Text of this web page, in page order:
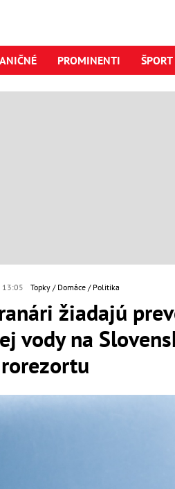
PROMINENTI ŠPORT
13:05 Topky Domáce Politika
žiadajú
vody na